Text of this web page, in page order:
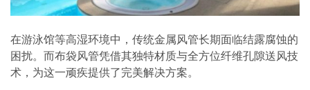
在游泳馆等高湿环境中，传统金属风管长期面临结露腐蚀的
困扰。而布袋风管凭借其独特材质与全方位纤维孔隙送风技
术，为这一顽疾提供了完美解决方案。